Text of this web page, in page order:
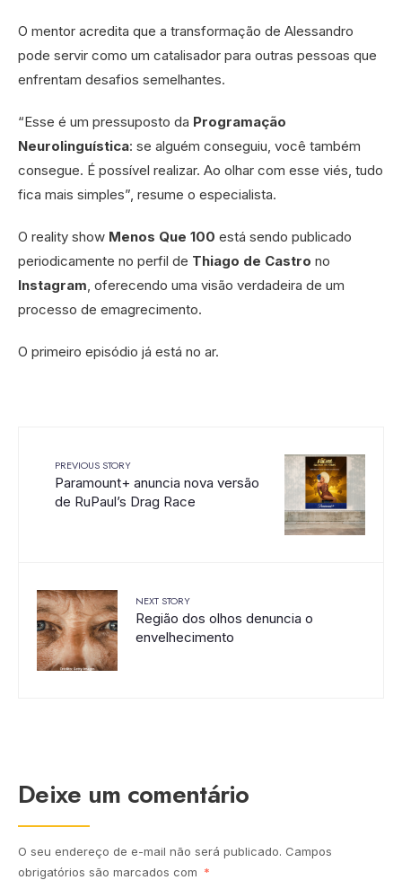
O mentor acredita que a transformação de Alessandro
pode servir como um catalisador para outras pessoas que
enfrentam desafios semelhantes.
“Esse é um pressuposto da Programação
Neurolinguística: se alguém conseguiu, você também
consegue. É possível realizar. Ao olhar com esse viés, tudo
fica mais simples”, resume o especialista.
O reality show Menos Que 100 está sendo publicado
periodicamente no perfil de Thiago de Castro no
Instagram , oferecendo uma visão verdadeira de um
processo de emagrecimento.
O primeiro episódio já está no ar.
PREVIOUS STORY
Paramount+ anuncia nova versão
de RuPaul’s Drag Race
NEXT STORY
Região dos olhos denuncia o
envelhecimento
Deixe um comentário
O seu endereço de e-mail não será publicado. Campos
obrigatórios são marcados com *